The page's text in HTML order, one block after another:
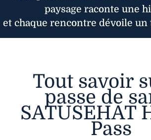
paysage raconte une
et chaque rencontre dévoile
Tout savoir
passe de
SATUSEHAT
Pass